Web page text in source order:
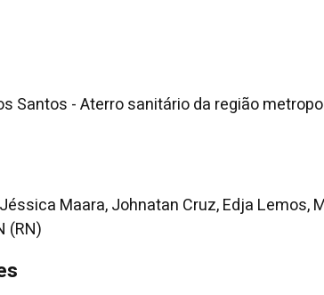
Santos - Aterro sanitário da região
Maara, Johnatan Cruz, Edja Lemos,
(RN)